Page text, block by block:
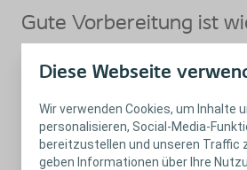
Diese Webseite
Wir verwenden Cookies, um Inhalte
personalisieren, Social-Media-
bereitzustellen und unseren Traffic
geben Informationen über Ihre
Gute Vorbereitung ist
bevor Sie hingehen. Und viele Restaurants
können, was zur Auswahl steht, bevor Sie
besuchen.
Wohin soll's gehen?